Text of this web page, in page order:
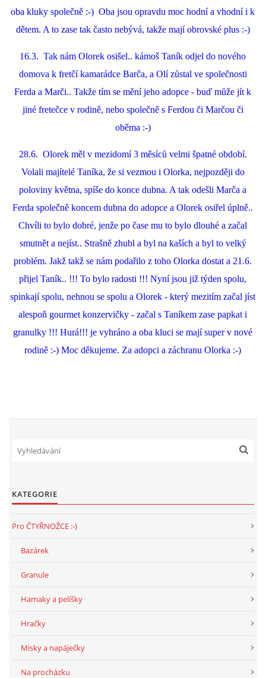
oba kluky společně :-) Oba jsou opravdu moc hodní a vhodní i k
dětem. A to zase tak často nebývá, takže mají obrovské plus :-)
16.3. Tak nám Olorek osišel.. kámoš Taník odjel do nového
domova k fretčí kamarádce Barča, a Olí zůstal ve společnosti
Ferda a Marči.. Takže tím se mění jeho adopce - buď může jít k
jiné fretečce v rodině, nebo společně s Ferdou či Marčou či
oběma :-)
28.6. Olorek měl v mezidomí 3 měsíců velmi špatné období.
Volali majítelé Taníka, že si vezmou i Olorka, nejpozději do
poloviny května, spíše do konce dubna. A tak odešli Marča a
Ferda společně koncem dubna do adopce a Olorek osiřel úplně..
Chvíli to bylo dobré, jenže po čase mu to bylo dlouhé a začal
smutnět a nejíst.. Strašně zhubl a byl na kaších a byl to velký
problém. Jakž takž se nám podařilo z toho Olorka dostat a 21.6.
přijel Taník.. !!! To bylo radosti !!! Nyní jsou již týden spolu,
spinkají spolu, nehnou se spolu a Olorek - který mezitím začal jíst
alespoň gourmet konzervičky - začal s Taníkem zase papkat i
granulky !!! Hurá!!! je vyhráno a oba kluci se mají super v nové
rodině :-) Moc děkujeme. Za adopci a záchranu Olorka :-)
KATEGORIE
Pro ČTYŘNOŽCE :-)
Bazárek
Granule
Hamaky a pelíšky
Hračky
Misky a napáječky
Na procházku